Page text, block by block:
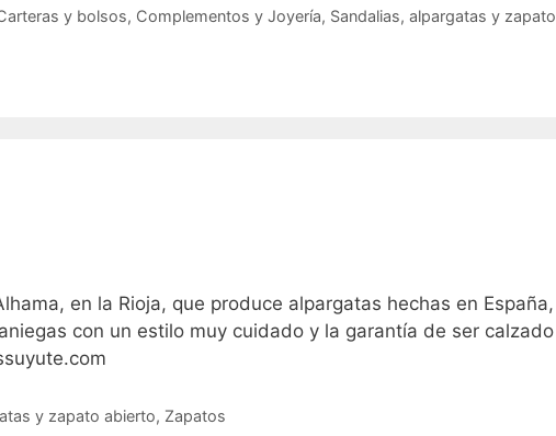
y bolsos, Complementos y Joyería, Sandalias, alpargatas y zapato
en la Rioja, que produce alpargatas hechas en España,
con un estilo muy cuidado y la garantía de ser calzado
y zapato abierto, Zapatos